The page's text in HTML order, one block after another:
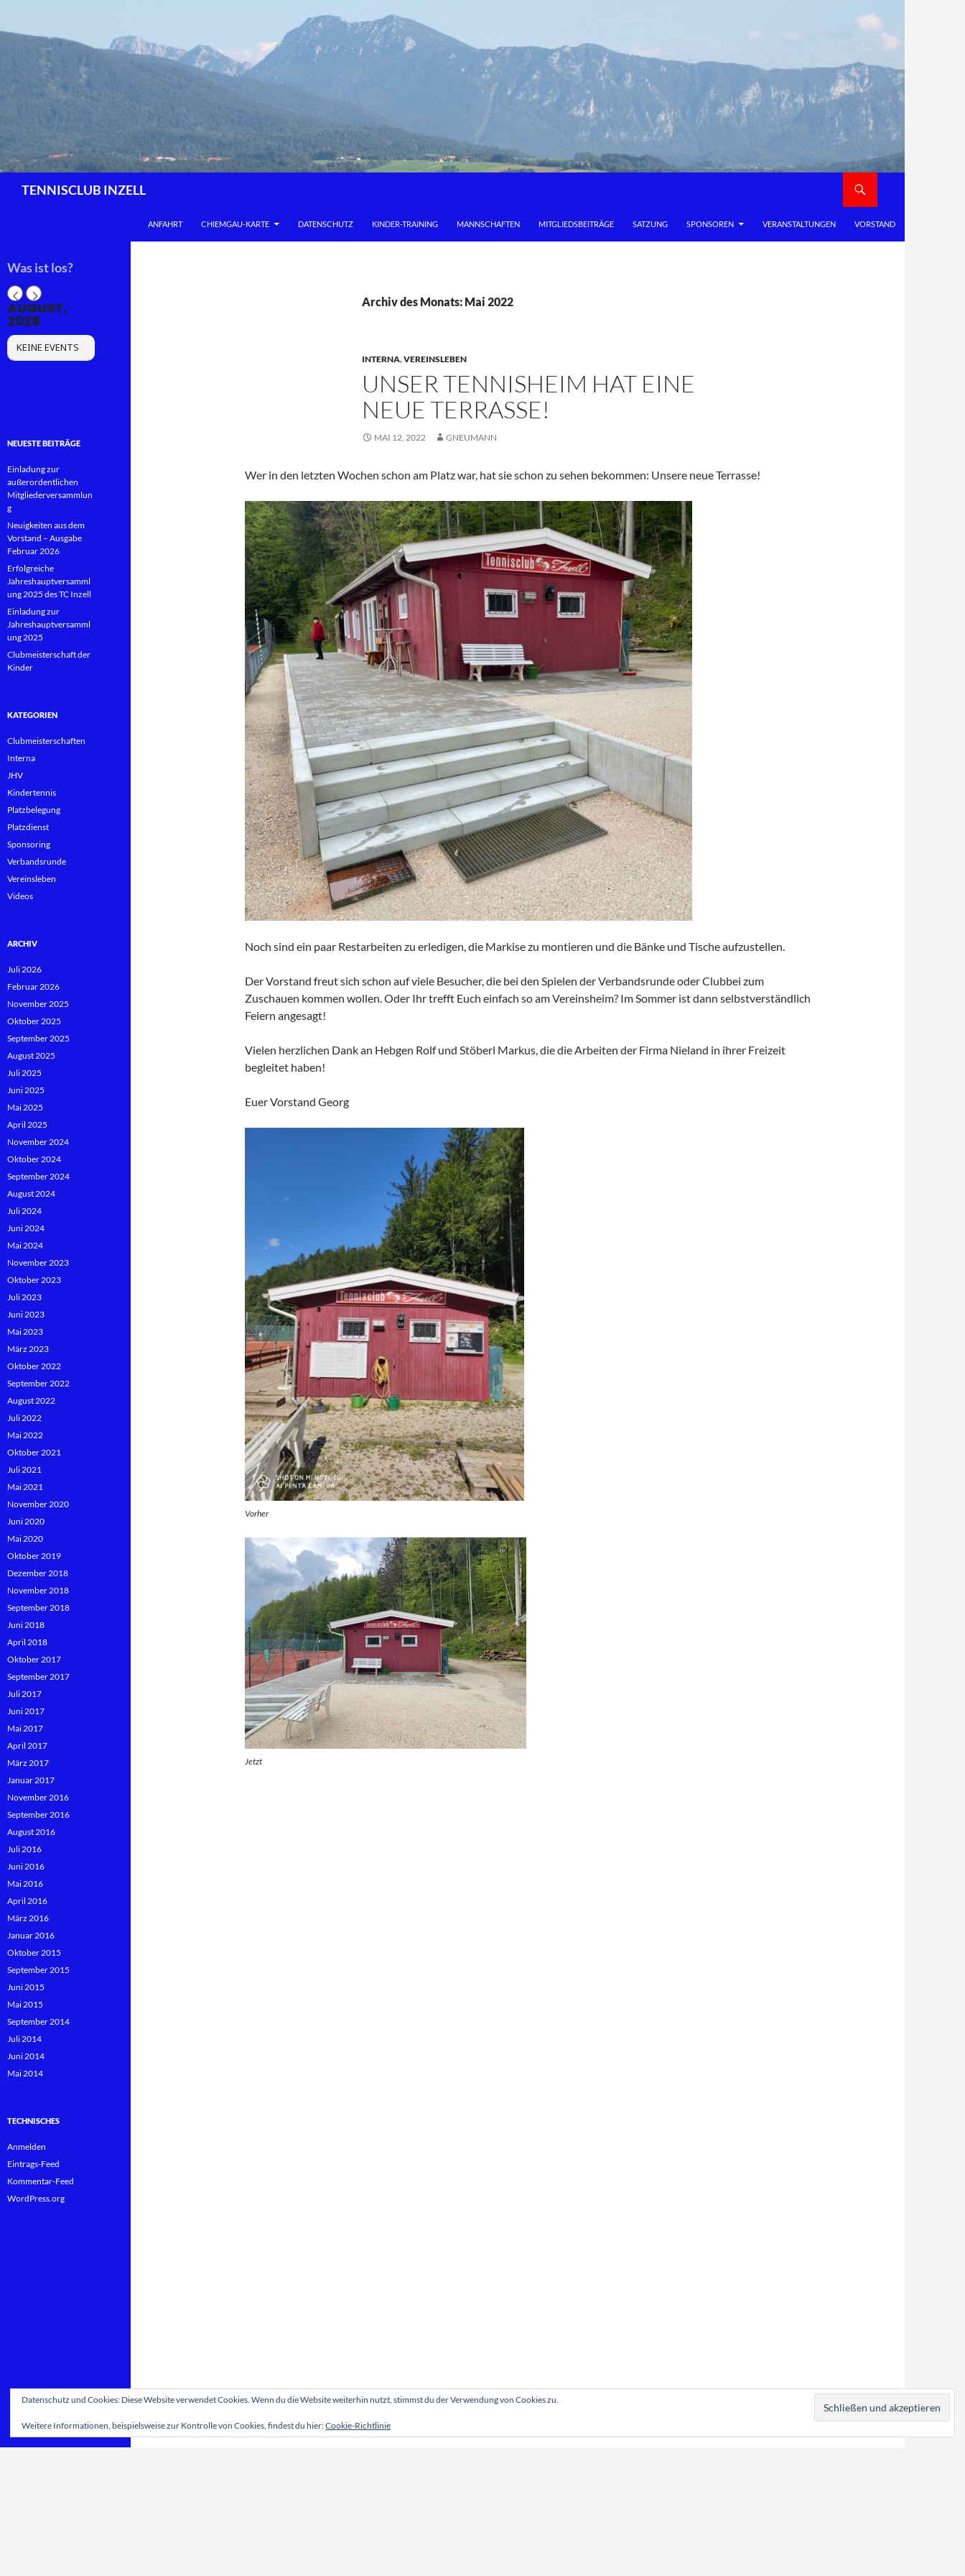
springen
TENNISCLUB INZELL
ANFAHRT CHIEMGAU-KARTE DATENSCHUTZ KINDER-TRAINING MANNSCHAFTEN MITGLIEDSBEITRÄGE SATZUNG SPONSOREN VERANSTALTUNGEN VORSTAND
Archiv des Monats: Mai 2022
INTERNA,VEREINSLEBEN
UNSER TENNISHEIM HAT EINE
NEUE TERRASSE!
MAI 12, 2022 GNEUMANN
Wer in den letzten Wochen schon am Platz war, hat sie schon zu sehen bekommen: Unsere neue Terrasse!
Noch sind ein paar Restarbeiten zu erledigen, die Markise zu montieren und die Bänke und Tische aufzustellen.
Der Vorstand freut sich schon auf viele Besucher, die bei den Spielen der Verbandsrunde oder Clubbei zum
Zuschauen kommen wollen. Oder Ihr trefft Euch einfach so am Vereinsheim? Im Sommer ist dann selbstverständlich
Feiern angesagt!
Vielen herzlichen Dank an Hebgen Rolf und Stöberl Markus, die die Arbeiten der Firma Nieland in ihrer Freizeit
begleitet haben!
Euer Vorstand Georg
Vorher
Jetzt
Was ist los?
AUGUST,
2026
KEINE EVENTS
NEUESTE BEITRÄGE
Einladung zur
außerordentlichen
Mitgliederversammlun
g
Neuigkeiten aus dem
Vorstand – Ausgabe
Februar 2026
Erfolgreiche
Jahreshauptversamml
ung 2025 des TC Inzell
Einladung zur
Jahreshauptversamml
ung 2025
Clubmeisterschaft der
Kinder
KATEGORIEN
Clubmeisterschaften
Interna
JHV
Kindertennis
Platzbelegung
Platzdienst
Sponsoring
Verbandsrunde
Vereinsleben
Videos
ARCHIV
Juli 2026
Februar 2026
November 2025
Oktober 2025
September 2025
August 2025
Juli 2025
Juni 2025
Mai 2025
April 2025
November 2024
Oktober 2024
September 2024
August 2024
Juli 2024
Juni 2024
Mai 2024
November 2023
Oktober 2023
Juli 2023
Juni 2023
Mai 2023
März 2023
Oktober 2022
September 2022
August 2022
Juli 2022
Mai 2022
Oktober 2021
Juli 2021
Mai 2021
November 2020
Juni 2020
Mai 2020
Oktober 2019
Dezember 2018
November 2018
September 2018
Juni 2018
April 2018
Oktober 2017
September 2017
Juli 2017
Juni 2017
Mai 2017
April 2017
März 2017
Januar 2017
November 2016
September 2016
August 2016
Juli 2016
Juni 2016
Mai 2016
April 2016
März 2016
Januar 2016
Oktober 2015
September 2015
Juni 2015
Mai 2015
September 2014
Juli 2014
Juni 2014
Mai 2014
TECHNISCHES
Anmelden
Eintrags-Feed
Kommentar-Feed
WordPress.org
Datenschutz und Cookies: Diese Website verwendet Cookies. Wenn du die Website weiterhin nutzt, stimmst du der Verwendung von Cookies zu.
Weitere Informationen, beispielsweise zur Kontrolle von Cookies, findest du hier:Cookie-Richtlinie